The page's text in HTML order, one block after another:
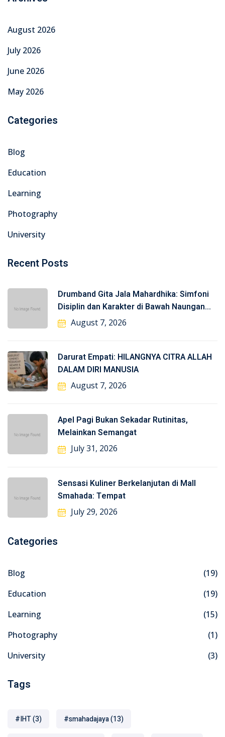
August 2026
July 2026
June 2026
May 2026
Categories
Blog
Education
Learning
Photography
University
Recent Posts
Drumband Gita Jala Mahardhika: Simfoni
Disiplin dan Karakter di Bawah Naungan
TNI-ALAugust 7, 2026
Darurat Empati: HILANGNYA CITRA ALLAH
DALAM DIRI MANUSIA
August 7, 2026
Apel Pagi Bukan Sekadar Rutinitas,
Melainkan Semangat
July 31, 2026
Sensasi Kuliner Berkelanjutan di Mall
Smahada: Tempat
July 29, 2026
Categories
Blog
(19)
Education
(19)
Learning
(15)
Photography
(1)
University
(3)
Tags
#IHT(3) #smahadajaya(13)